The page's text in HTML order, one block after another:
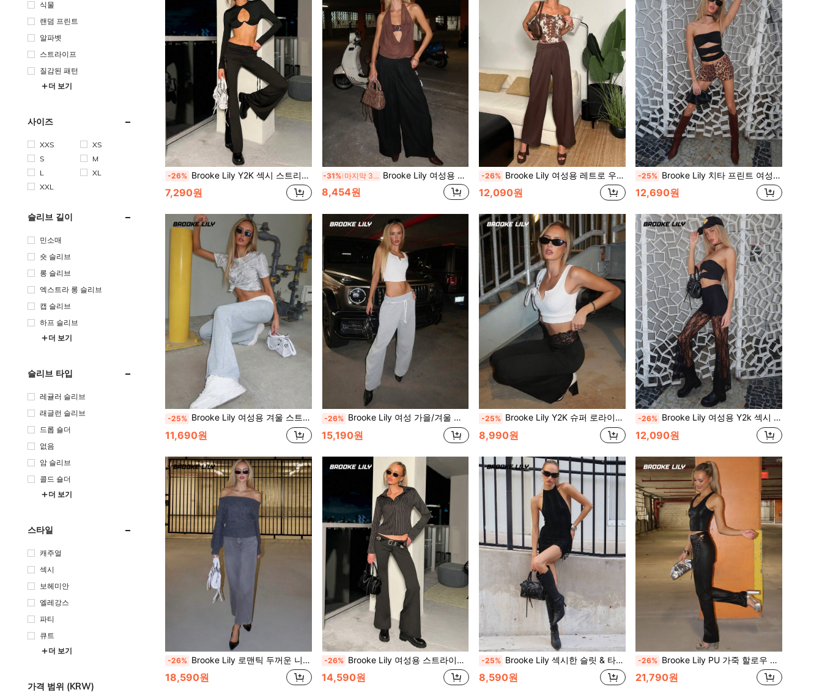
식물
랜덤 프린트
알파벳
스트라이프
질감된 패턴
더 보기
사이즈
XXS
XS
S
M
L
XL
XXL
슬리브 길이
민소매
숏 슬리브
롱 슬리브
엑스트라 롱 슬리브
캡 슬리브
하프 슬리브
더 보기
슬리브 타입
레귤러 슬리브
래글런 슬리브
드롭 숄더
없음
암 슬리브
콜드 숄더
더 보기
스타일
캐주얼
섹시
보헤미안
엘레강스
파티
큐트
더 보기
가격 범위 (KRW)
-26% Brooke Lily Y2K 섹시 스트리트웨어 크롭 탑 하트 컷아웃 디자인 블랙 여름용
7,290원
-31% 마지막 3일 Brooke Lily 여성용 Y2K 개학 시즌 딥 브이 빈티지 루즈 넥 백리스 스트리트웨어 캐미솔 (튜브 탑 포함) 휴가 캐주얼
8,454원
-26% Brooke Lily 여성용 레트로 우아한 자카드 크림프 플리츠 와이드 레그 팬츠, 가을/겨울
12,090원
-25% Brooke Lily 치타 프린트 여성용 섹시한 로우라이즈 레오파드 프린트 반짝이 반바지, 패셔너블하고 휴가용
12,690원
-25% Brooke Lily 여성용 겨울 스트리트웨어 외출 캐주얼 등교 빈티지 데일리 웨어 Y2K 골지 니트 화이트 턴다운 트라우저 프렌치 그레이 플레어 팬츠
11,690원
-26% Brooke Lily 여성 가을/겨울 스트리트웨어 등교 프리피 캐주얼 따뜻하고 편안한 프렌치 그레이 탄성 허리 밴드 곡선 헴 팬츠
15,190원
-25% Brooke Lily Y2K 슈퍼 로라이즈 섹시한 플레어 바지, 대조적인 허리
8,990원
-26% Brooke Lily 여성용 Y2k 섹시 웨스턴 웨어 여성용 로우 웨스트 레이스 플레어 레그 팬츠, 우아하고 패셔너블한 블랙
12,090원
-26% Brooke Lily 로맨틱 두꺼운 니트 Z-패턴 딥 플로럴 그레이 오프숄더 랜턴 슬리브 풀오버 스웨터
18,590원
-26% Brooke Lily 여성용 스트라이프 버튼다운 긴팔 캐주얼 셔츠 가을 의류 블랙
14,590원
-25% Brooke Lily 섹시한 슬릿 & 타이 스트랩 오픈백 바디콘 미니 드레스, 여름,여성용 여름 드레스,백리스 드레스 우아한 파티 블랙
8,590원
-26% Brooke Lily PU 가죽 할로우 아웃 레이스업 블랙 플레어 팬츠, 여성용
21,790원